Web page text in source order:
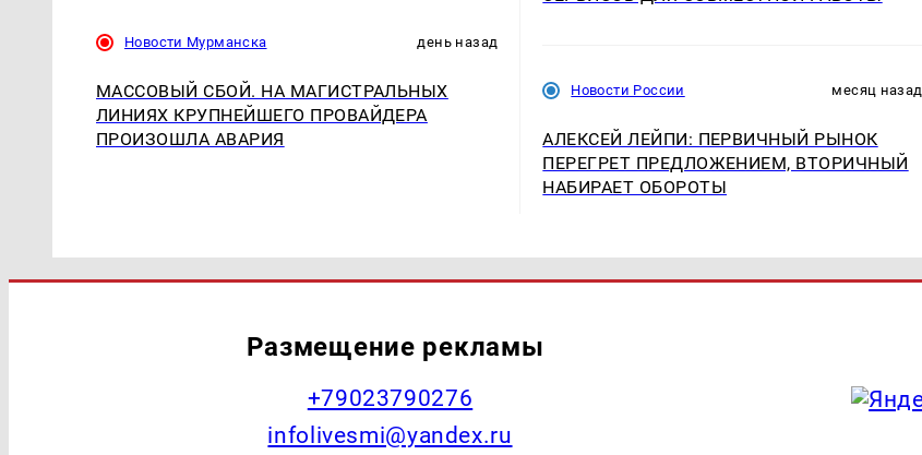
Новости Мурманска день назад
МАССОВЫЙ СБОЙ. НА МАГИСТРАЛЬНЫХ
ЛИНИЯХ КРУПНЕЙШЕГО ПРОВАЙДЕРА
ПРОИЗОШЛА АВАРИЯ
Новости России месяц назад
АЛЕКСЕЙ ЛЕЙПИ: ПЕРВИЧНЫЙ РЫНОК
ПЕРЕГРЕТ ПРЕДЛОЖЕНИЕМ, ВТОРИЧНЫЙ
НАБИРАЕТ ОБОРОТЫ
Размещение рекламы
+79023790276
infolivesmi@yandex.ru